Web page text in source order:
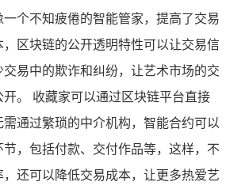
个不知疲倦的智能管家，提高了交易
区块链的公开透明特性可以让交易信
易中的欺诈和纠纷，让艺术市场的交
。 收藏家可以通过区块链平台直接
通过繁琐的中介机构，智能合约可以
，包括付款、交付作品等，这样，不
还可以降低交易成本，让更多热爱艺